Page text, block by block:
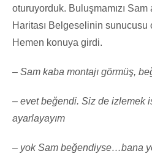
oturuyorduk. Buluşmamızı Sam
Haritası Belgeselinin sunucusu
Hemen konuya girdi.
– Sam kaba montajı görmüş,
– evet beğendi. Siz de izlemek
ayarlayayım
– yok Sam beğendiyse…bana